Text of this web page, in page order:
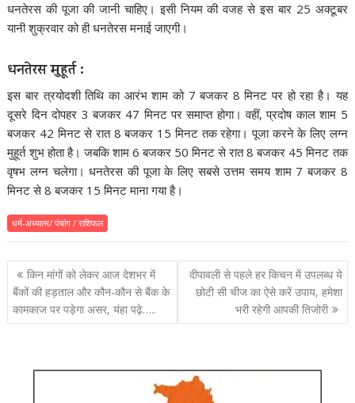
धनतेरस की पूजा की जानी चाहिए। इसी नियम की वजह से इस बार 25 अक्टूबर
यानी शुक्रवार को ही धनतेरस मनाई जाएगी।
धनतेरस मुहूर्त :
इस बार त्रयोदशी तिथि का आरंभ शाम को 7 बजकर 8 मिनट पर हो रहा है। यह
दूसरे दिन दोपहर 3 बजकर 47 मिनट पर समाप्त होगा। वहीं, प्रदोष काल शाम 5
बजकर 42 मिनट से रात 8 बजकर 15 मिनट तक रहेगा। पूजा करने के लिए लग्न
मुहूर्त शुभ होता है। जबकि शाम 6 बजकर 50 मिनट से रात 8 बजकर 45 मिनट तक
वृषभ लग्न चलेगा। धनतेरस की पूजा के लिए सबसे उत्तम समय शाम 7 बजकर 8
मिनट से 8 बजकर 15 मिनट माना गया है।
धर्म-अध्यात्म/ पंचांग / राशिफल
पोस्ट
नेविगेशन
किन मांगों को लेकर आज देशभर में
बैंकों की हड़ताल और कौन-कौन से बैंक के
कामकाज पर पड़ेगा असर, यंहा पढ़े…..
दीपावली से पहले हर किचन में उपलब्ध ये
छोटी सी चीज का ऐसे करें उपाय, हमेशा
भरी रहेगी आपकी तिजोरी